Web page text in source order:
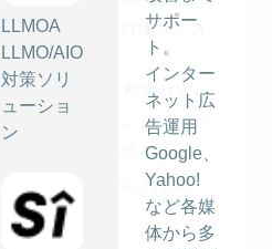
LLMOA
LLMO/AIO
対策ソリ
ューショ
ン
サポー
ト。
インター
ネット広
告運用
Google、
Yahoo!
など各媒
体から多
トラッキング自体ができ
ィーCookieを利用せずに
ページ内のリンクにパラ
ドメイン計測できるよう
付与は自動的に行われ